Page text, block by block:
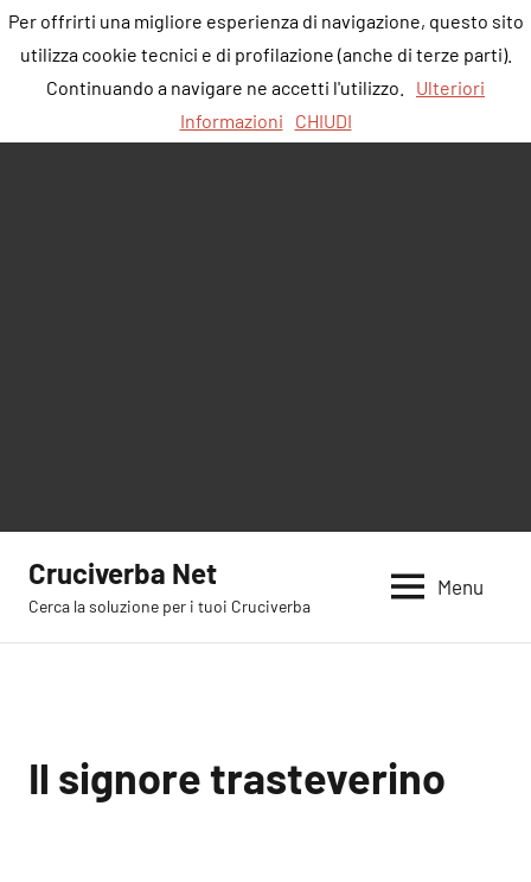
contenuto
Cruciverba Net
Cerca la soluzione per i tuoi Cruciverba
Menu
Il signore trasteverino
Per offrirti una migliore esperienza di navigazione, questo sito
utilizza cookie tecnici e di profilazione (anche di terze parti).
Continuando a navigare ne accetti l'utilizzo.
Ulteriori
Informazioni
CHIUDI